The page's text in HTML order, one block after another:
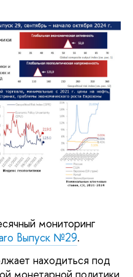
мониторинг
Выпуск №29.
находиться под